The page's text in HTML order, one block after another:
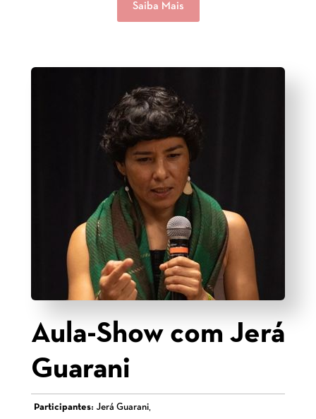
Saiba Mais
Aula-Show com Jerá
Guarani
Participantes: Jerá Guarani,